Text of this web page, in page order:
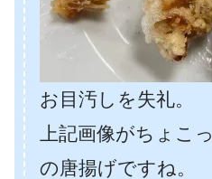
お目汚しを失礼。
上記画像がちょこ
の唐揚げですね。